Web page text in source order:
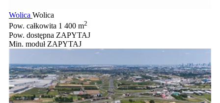
Wolica Wolica
Pow. całkowita 1 400 m2
Pow. dostępna ZAPYTAJ
Min. moduł ZAPYTAJ